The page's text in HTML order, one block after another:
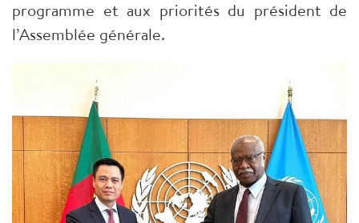
programme et aux priorités du président de
l’Assemblée générale.